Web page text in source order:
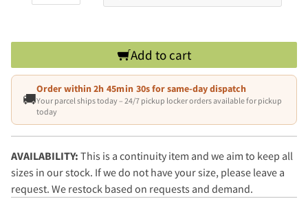
Add to cart
🚚
Order within2h 45min 30sfor same-day dispatch
Your parcel ships today – 24/7 pickup locker orders available for pickup
today
AVAILABILITY: This is a continuity item and we aim to keep all
sizes in our stock. If we do not have your size, please leave a
request. We restock based on requests and demand.